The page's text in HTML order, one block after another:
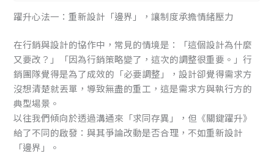
躍升心法一：重新設計「邊界」，讓制度承擔情緒壓力
在行銷與設計的協作中，常見的情境是：「這個設計為什麼
又要改？」「因為行銷策略變了，這次的調整很重要。」行
銷團隊覺得是為了成效的「必要調整」，設計卻覺得需求方
沒想清楚就丟單，導致無盡的重工，這是需求方與執行方的
典型場景。
以往我們傾向於透過溝通來「求同存異」，但《關鍵躍升》
給了不同的啟發：與其爭論改動是否合理，不如重新設計
「邊界」。